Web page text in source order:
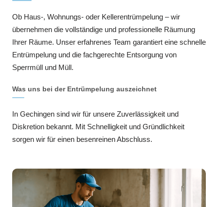
Ob Haus-, Wohnungs- oder Kellerentrümpelung – wir
übernehmen die vollständige und professionelle Räumung
Ihrer Räume. Unser erfahrenes Team garantiert eine schnelle
Entrümpelung und die fachgerechte Entsorgung von
Sperrmüll und Müll.
Was uns bei der Entrümpelung auszeichnet
In Gechingen sind wir für unsere Zuverlässigkeit und
Diskretion bekannt. Mit Schnelligkeit und Gründlichkeit
sorgen wir für einen besenreinen Abschluss.